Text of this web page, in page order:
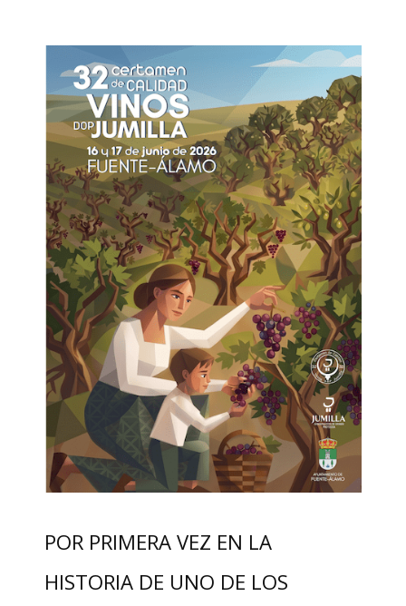
POR PRIMERA VEZ EN LA
HISTORIA DE UNO DE LOS